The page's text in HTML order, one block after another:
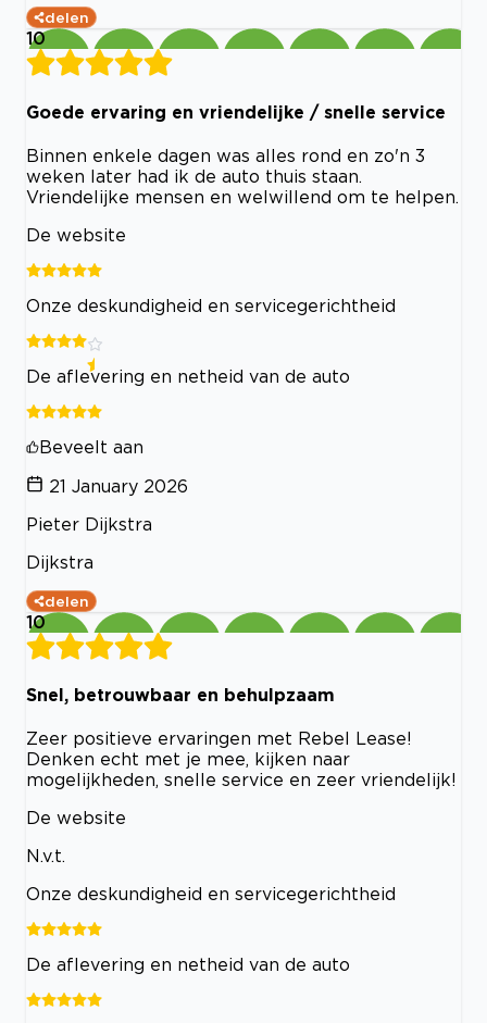
delen
10
Goede ervaring en vriendelijke / snelle service
Binnen enkele dagen was alles rond en zo'n 3
weken later had ik de auto thuis staan.
Vriendelijke mensen en welwillend om te helpen.
De website
Onze deskundigheid en servicegerichtheid
De aflevering en netheid van de auto
Beveelt aan
21 January 2026
Pieter Dijkstra
Dijkstra
delen
10
Snel, betrouwbaar en behulpzaam
Zeer positieve ervaringen met Rebel Lease!
Denken echt met je mee, kijken naar
mogelijkheden, snelle service en zeer vriendelijk!
De website
N.v.t.
Onze deskundigheid en servicegerichtheid
De aflevering en netheid van de auto